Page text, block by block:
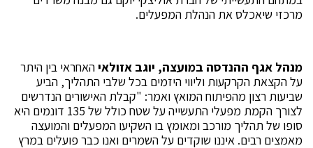
מרכזי שיאכלס את הנהלת המפעלים.
מנהל אגף ההנדסה במועצה, יוגב אזולאיהאחראי בין היתר
על הקצאת הקרקעות וליווי היזמים בכל שלבי התהליך, הביע
שביעות רצון מהפיתוח המואץ ואמר: "קבלת האישורים הנדרשים
לצורך הקמת מפעלי התעשייה על שטח כולל של 135 דונמים היא
סופו של תהליך מורכב ומאומץ בו השקיעו המפעלים והמועצה
מאמצים רבים. איננו שוקדים על השמרים ואנו כבר פועלים במרץ